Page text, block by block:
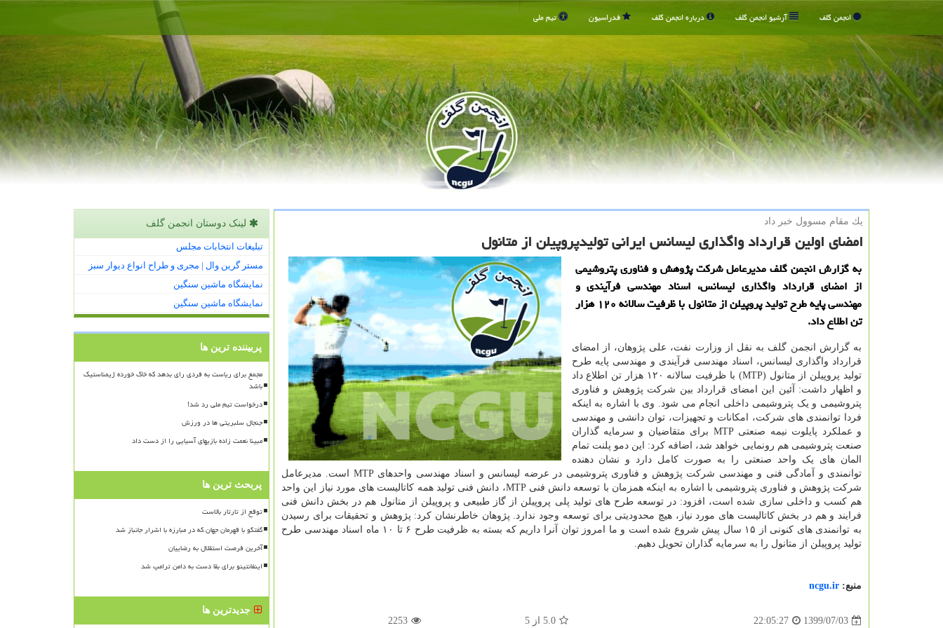
انجمن گلف آرشیو انجمن گلف درباره انجمن گلف فدراسیون تیم ملی
یك مقام مسوول خبر داد
امضای اولین قرارداد واگذاری لیسانس ایرانی تولیدپروپیلن از متانول
به گزارش انجمن گلف مدیرعامل شركت پژوهش و فناوری پتروشیمی
از امضای قرارداد واگذاری لیسانس، اسناد مهندسی فرآیندی و
مهندسی پایه طرح تولید پروپیلن از متانول با ظرفیت سالانه ۱۲۰ هزار
تن اطلاع داد.
به گزارش انجمن گلف به نقل از وزارت نفت، علی پژوهان، از امضای
قرارداد واگذاری لیسانس، اسناد مهندسی فرآیندی و مهندسی پایه طرح
تولید پروپیلن از متانول (MTP) با ظرفیت سالانه ۱۲۰ هزار تن اطلاع داد
و اظهار داشت: آئین این امضای قرارداد بین شرکت پژوهش و فناوری
پتروشیمی و یک پتروشیمی داخلی انجام می شود. وی با اشاره به اینکه
فردا توانمندی های شرکت، امکانات و تجهیزات، توان دانشی و مهندسی
و عملکرد پایلوت نیمه صنعتی MTP برای متقاضیان و سرمایه گذاران
صنعت پتروشیمی هم رونمایی خواهد شد، اضافه کرد: این دمو پلنت تمام
المان های یک واحد صنعتی را به صورت کامل دارد و نشان دهنده
توانمندی و آمادگی فنی و مهندسی شرکت پژوهش و فناوری پتروشیمی در عرضه لیسانس و اسناد مهندسی واحدهای MTP است. مدیرعامل
شرکت پژوهش و فناوری پتروشیمی با اشاره به اینکه همزمان با توسعه دانش فنی MTP، دانش فنی تولید همه کاتالیست های مورد نیاز این واحد
هم کسب و داخلی سازی شده است، افزود: در توسعه طرح های تولید پلی پروپیلن از گاز طبیعی و پروپیلن از متانول هم در بخش دانش فنی
فرایند و هم در بخش کاتالیست های مورد نیاز، هیچ محدودیتی برای توسعه وجود ندارد. پژوهان خاطرنشان کرد: پژوهش و تحقیقات برای رسیدن
به توانمندی های کنونی از ۱۵ سال پیش شروع شده است و ما امروز توان آنرا داریم که بسته به ظرفیت طرح ۶ تا ۱۰ ماه اسناد مهندسی طرح
تولید پروپیلن از متانول را به سرمایه گذاران تحویل دهیم.
منبع: ncgu.ir
1399/07/03
22:05:27
5.0 از5
2253
لینک دوستان انجمن گلف
تبلیغات انتخابات مجلس
مستر گرین وال | مجری و طراح انواع دیوار سبز
نمایشگاه ماشین سنگین
نمایشگاه ماشین سنگین
پربیننده ترین ها
مجمع برای ریاست به فردی رای بدهد که خاک خورده ژیمناستیک
باشد
درخواست تیم ملی رد شد!
جنجال سلبریتی ها در ورزش
مبینا نعمت زاده بازیهای آسیایی را از دست داد
پربحث ترین ها
توقع از تارتار بالاست
گفتگو با قهرمان جهان که در مبارزه با اشرار جانباز شد
آخرین فرصت استقلال به رضاییان
اینفانتینو برای بقا دست به دامن ترامپ شد
جدیدترین ها